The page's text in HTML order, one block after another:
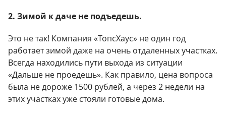
2. Зимой к даче не подъедешь.
Это не так! Компания «ТопсХаус» не один год
работает зимой даже на очень отдаленных участках.
Всегда находились пути выхода из ситуации
«Дальше не проедешь». Как правило, цена вопроса
была не дороже 1500 рублей, а через 2 недели на
этих участках уже стояли готовые дома.